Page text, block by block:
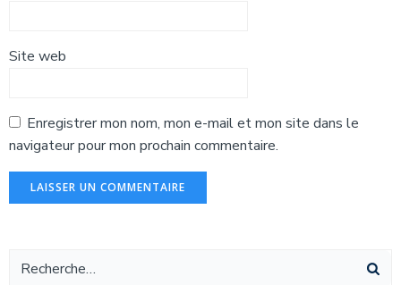
Site web
Enregistrer mon nom, mon e-mail et mon site dans le
navigateur pour mon prochain commentaire.